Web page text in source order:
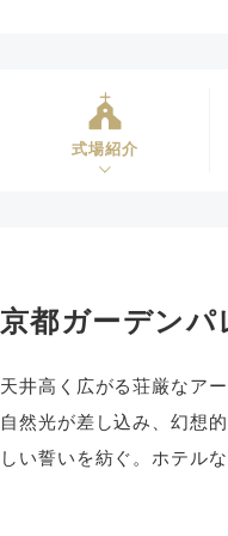
式場紹介
京都ガーデンパ
天井高く広がる荘厳なア
自然光が差し込み、幻想
しい誓いを紡ぐ。ホテル